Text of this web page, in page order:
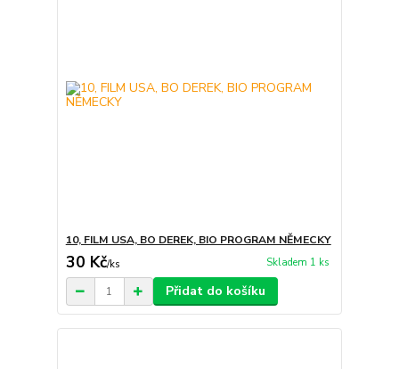
10, FILM USA, BO DEREK, BIO PROGRAM NĚMECKY
30 Kč/ks Skladem 1 ks
Přidat do košíku